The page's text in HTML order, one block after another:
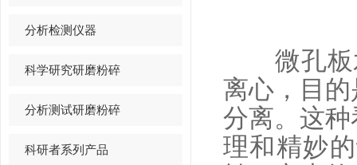
分析检测仪器
科学研究研磨粉碎
分析测试研磨粉碎
科研者系列产品
微孔板水
离心，目
分离。这
理和精妙